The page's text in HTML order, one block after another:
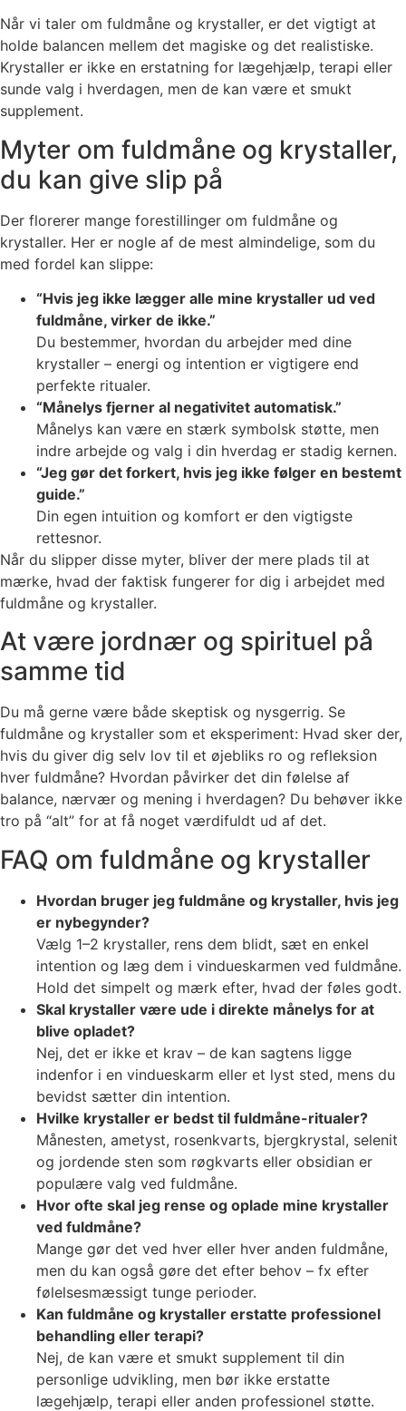
Når vi taler om fuldmåne og krystaller, er det vigtigt at
holde balancen mellem det magiske og det realistiske.
Krystaller er ikke en erstatning for lægehjælp, terapi eller
sunde valg i hverdagen, men de kan være et smukt
supplement.
Myter om fuldmåne og krystaller,
du kan give slip på
Der florerer mange forestillinger om fuldmåne og
krystaller. Her er nogle af de mest almindelige, som du
med fordel kan slippe:
“Hvis jeg ikke lægger alle mine krystaller ud ved
fuldmåne, virker de ikke.”
Du bestemmer, hvordan du arbejder med dine
krystaller – energi og intention er vigtigere end
perfekte ritualer.
“Månelys fjerner al negativitet automatisk.”
Månelys kan være en stærk symbolsk støtte, men
indre arbejde og valg i din hverdag er stadig kernen.
“Jeg gør det forkert, hvis jeg ikke følger en bestemt
guide.”
Din egen intuition og komfort er den vigtigste
rettesnor.
Når du slipper disse myter, bliver der mere plads til at
mærke, hvad der faktisk fungerer for dig i arbejdet med
fuldmåne og krystaller.
At være jordnær og spirituel på
samme tid
Du må gerne være både skeptisk og nysgerrig. Se
fuldmåne og krystaller som et eksperiment: Hvad sker der,
hvis du giver dig selv lov til et øjebliks ro og refleksion
hver fuldmåne? Hvordan påvirker det din følelse af
balance, nærvær og mening i hverdagen? Du behøver ikke
tro på “alt” for at få noget værdifuldt ud af det.
FAQ om fuldmåne og krystaller
Hvordan bruger jeg fuldmåne og krystaller, hvis jeg
er nybegynder?
Vælg 1–2 krystaller, rens dem blidt, sæt en enkel
intention og læg dem i vindueskarmen ved fuldmåne.
Hold det simpelt og mærk efter, hvad der føles godt.
Skal krystaller være ude i direkte månelys for at
blive opladet?
Nej, det er ikke et krav – de kan sagtens ligge
indenfor i en vindueskarm eller et lyst sted, mens du
bevidst sætter din intention.
Hvilke krystaller er bedst til fuldmåne-ritualer?
Månesten, ametyst, rosenkvarts, bjergkrystal, selenit
og jordende sten som røgkvarts eller obsidian er
populære valg ved fuldmåne.
Hvor ofte skal jeg rense og oplade mine krystaller
ved fuldmåne?
Mange gør det ved hver eller hver anden fuldmåne,
men du kan også gøre det efter behov – fx efter
følelsesmæssigt tunge perioder.
Kan fuldmåne og krystaller erstatte professionel
behandling eller terapi?
Nej, de kan være et smukt supplement til din
personlige udvikling, men bør ikke erstatte
lægehjælp, terapi eller anden professionel støtte.